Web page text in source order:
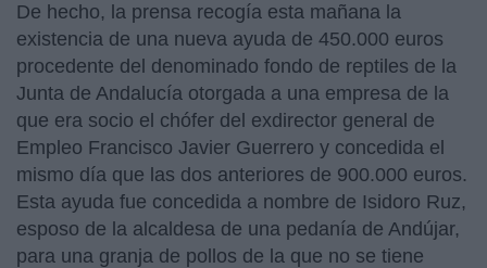
De hecho, la prensa recogía esta mañana la
existencia de una nueva ayuda de 450.000 euros
procedente del denominado fondo de reptiles de la
Junta de Andalucía otorgada a una empresa de la
que era socio el chófer del exdirector general de
Empleo Francisco Javier Guerrero y concedida el
mismo día que las dos anteriores de 900.000 euros.
Esta ayuda fue concedida a nombre de Isidoro Ruz,
esposo de la alcaldesa de una pedanía de Andújar,
para una granja de pollos de la que no se tiene